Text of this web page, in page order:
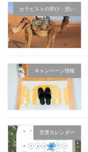
セラピストの学び・想い
キャンペーン情報
営業カレンダー